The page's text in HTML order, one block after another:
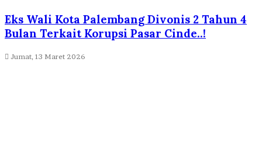
Eks Wali Kota Palembang Divonis 2 Tahun 4
Bulan Terkait Korupsi Pasar Cinde..!
Jumat, 13 Maret 2026